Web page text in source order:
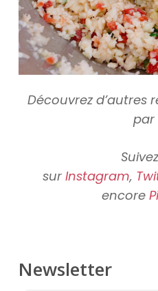
Découvrez d’autres
par
surInstagram,
encore
Newsletter